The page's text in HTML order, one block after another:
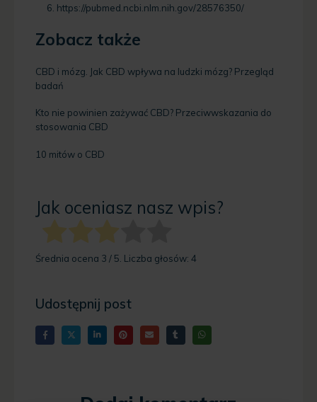
https://pubmed.ncbi.nlm.nih.gov/28576350/
Zobacz także
CBD i mózg. Jak CBD wpływa na ludzki mózg? Przegląd
badań
Kto nie powinien zażywać CBD? Przeciwwskazania do
stosowania CBD
10 mitów o CBD
Jak oceniasz nasz wpis?
Średnia ocena 3 / 5. Liczba głosów: 4
Udostępnij post